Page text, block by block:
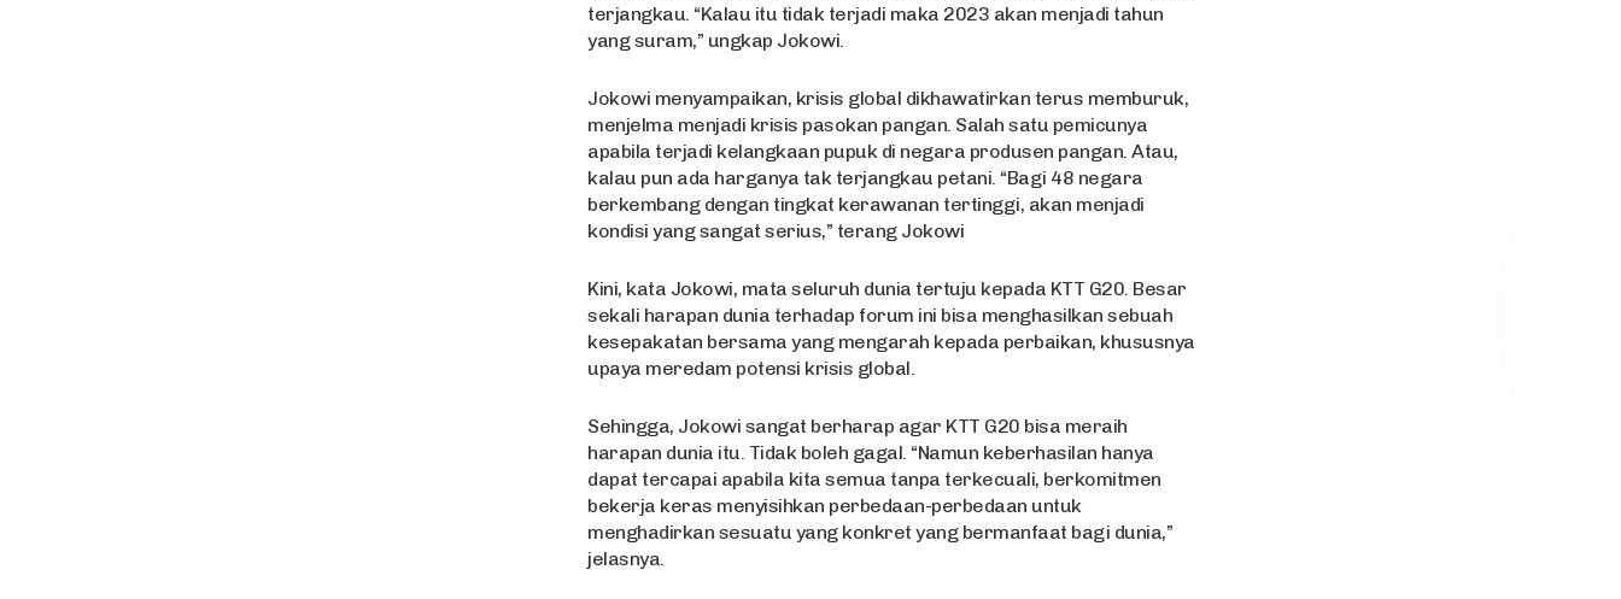
terjangkau. “Kalau itu tidak terjadi maka 2023 akan menjadi tahun
yang suram,” ungkap Jokowi.
Jokowi menyampaikan, krisis global dikhawatirkan terus memburuk,
menjelma menjadi krisis pasokan pangan. Salah satu pemicunya
apabila terjadi kelangkaan pupuk di negara produsen pangan. Atau,
kalau pun ada harganya tak terjangkau petani. “Bagi 48 negara
berkembang dengan tingkat kerawanan tertinggi, akan menjadi
kondisi yang sangat serius,” terang Jokowi
Kini, kata Jokowi, mata seluruh dunia tertuju kepada KTT G20. Besar
sekali harapan dunia terhadap forum ini bisa menghasilkan sebuah
kesepakatan bersama yang mengarah kepada perbaikan, khususnya
upaya meredam potensi krisis global.
Sehingga, Jokowi sangat berharap agar KTT G20 bisa meraih
harapan dunia itu. Tidak boleh gagal. “Namun keberhasilan hanya
dapat tercapai apabila kita semua tanpa terkecuali, berkomitmen
bekerja keras menyisihkan perbedaan-perbedaan untuk
menghadirkan sesuatu yang konkret yang bermanfaat bagi dunia,”
jelasnya.